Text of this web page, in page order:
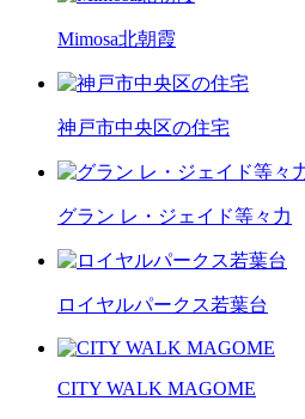
Mimosa北朝霞
神戸市中央区の住宅
グラン レ・ジェイド等々力
ロイヤルパークス若葉台
CITY WALK MAGOME